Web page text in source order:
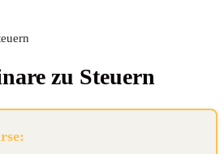
zu Steuern